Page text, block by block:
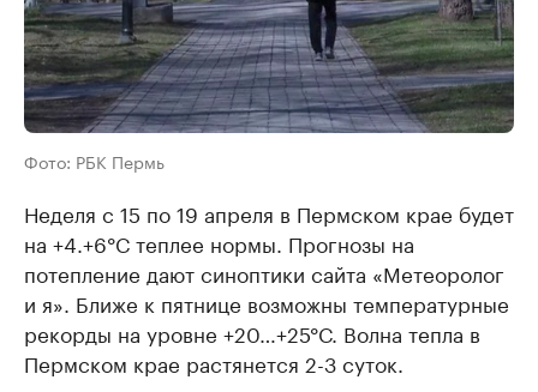
Фото: РБК Пермь
Неделя с 15 по 19 апреля в Пермском крае будет
на +4.+6°С теплее нормы. Прогнозы на
потепление дают синоптики сайта «Метеоролог
и я». Ближе к пятнице возможны температурные
рекорды на уровне +20…+25°С. Волна тепла в
Пермском крае растянется 2-3 суток.